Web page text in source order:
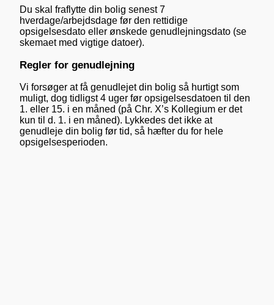
Du skal fraflytte din bolig senest 7
hverdage/arbejdsdage før den rettidige
opsigelsesdato eller ønskede genudlejningsdato (se
skemaet med vigtige datoer).
Regler for genudlejning
Vi forsøger at få genudlejet din bolig så hurtigt som
muligt, dog tidligst 4 uger før opsigelsesdatoen til den
1. eller 15. i en måned (på Chr. X’s Kollegium er det
kun til d. 1. i en måned). Lykkedes det ikke at
genudleje din bolig før tid, så hæfter du for hele
opsigelsesperioden.